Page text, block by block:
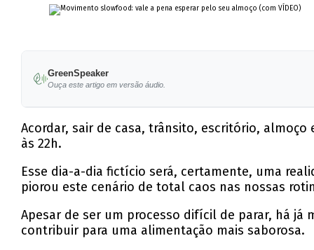
GreenSpeaker
Ouça este artigo em versão áudio.
Acordar, sair de casa, trânsito, escritório,
às 22h.
Esse dia-a-dia fictício será, certamente, uma
piorou este cenário de total caos nas nossas
Apesar de ser um processo difícil de parar, há
contribuir para uma alimentação mais saborosa.